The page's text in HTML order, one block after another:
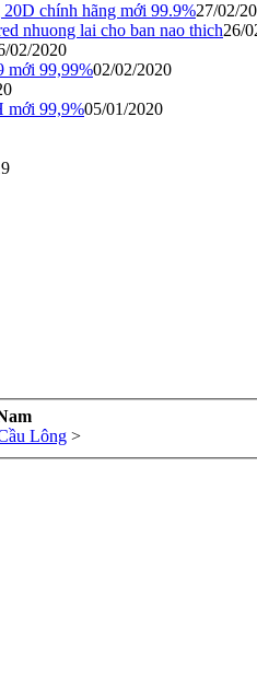
chính hãng mới 99.9%27/02/
nhuong lai cho ban nao thich26/
02/2020
mới 99,99%02/02/2020
mới 99,9%05/01/2020
Lông >